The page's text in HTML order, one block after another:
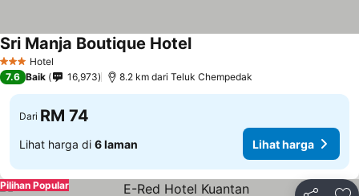
3 BintangHotel
Sri Manja Boutique HotelLihat harga
7.6 Baik 16,973 8.2 km dari Teluk Chempedak
Dari RM 74
Lihat harga di 6 laman Lihat harga
Pilihan Popular